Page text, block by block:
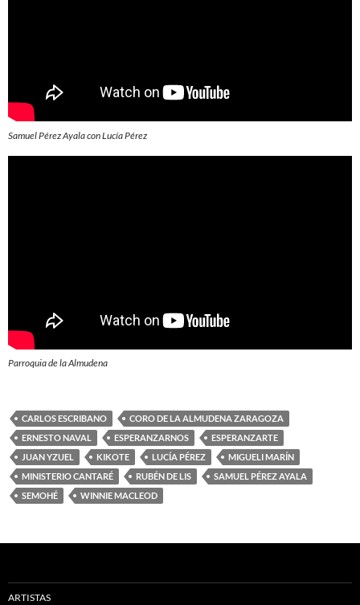
Samuel Pérez Ayala con Lucía Pérez
Parroquia de la Almudena
CARLOS ESCRIBANO
CORO DE LA ALMUDENA ZARAGOZA
ERNESTO NAVAL
ESPERANZARNOS
ESPERANZARTE
JUAN YZUEL
KIKOTE LUCÍA PÉREZ
MIGUELI MARÍN
MINISTERIO CANTARÉ
RUBÉN DE LIS
SAMUEL PÉREZ AYALA
SEMOHÉ
WINNIE MACLEOD
ARTISTAS